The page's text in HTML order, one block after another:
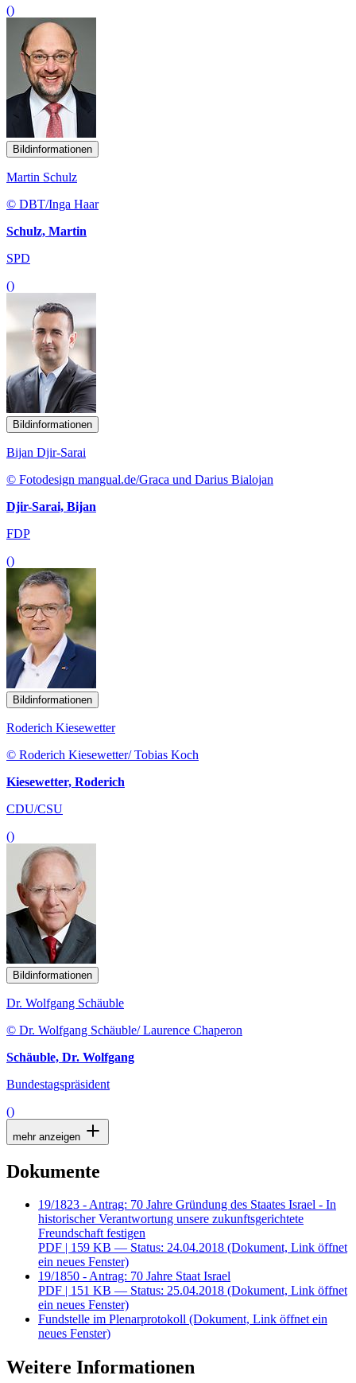
()
Bildinformationen
Martin Schulz
© DBT/Inga Haar
Schulz, Martin
SPD
()
Bildinformationen
Bijan Djir-Sarai
© Fotodesign mangual.de/Graca und Darius Bialojan
Djir-Sarai, Bijan
FDP
()
Bildinformationen
Roderich Kiesewetter
© Roderich Kiesewetter/ Tobias Koch
Kiesewetter, Roderich
CDU/CSU
()
Bildinformationen
Dr. Wolfgang Schäuble
© Dr. Wolfgang Schäuble/ Laurence Chaperon
Schäuble, Dr. Wolfgang
Bundestagspräsident
()
mehr anzeigen
Dokumente
19/1823 - Antrag: 70 Jahre Gründung des Staates Israel - In
historischer Verantwortung unsere zukunftsgerichtete
Freundschaft festigen
PDF | 159 KB — Status: 24.04.2018 (Dokument, Link öffnet
ein neues Fenster)
19/1850 - Antrag: 70 Jahre Staat Israel
PDF | 151 KB — Status: 25.04.2018 (Dokument, Link öffnet
ein neues Fenster)
Fundstelle im Plenarprotokoll (Dokument, Link öffnet ein
neues Fenster)
Weitere Informationen